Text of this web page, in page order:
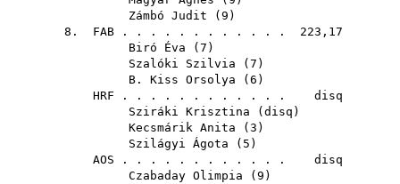
Zámbó Judit ( 9 )
8. FAB . . . . . . . . . . . . 223,17
Biró Éva ( 7 )
Szalóki Szilvia ( 7 )
B. Kiss Orsolya ( 6 )
HRF . . . . . . . . . . . . disq
Sziráki Krisztina ( disq )
Kecsmárik Anita ( 3 )
Szilágyi Ágota ( 5 )
AOS . . . . . . . . . . . . disq
Czabaday Olimpia ( 9 )